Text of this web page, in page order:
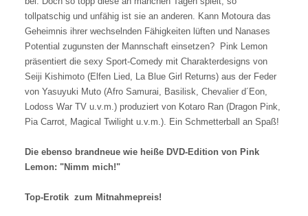
tollpatschig und unfähig ist sie an anderen. Kann Motoura das
Geheimnis ihrer wechselnden Fähigkeiten lüften und Nanases
Potential zugunsten der Mannschaft einsetzen? Pink Lemon
präsentiert die sexy Sport-Comedy mit Charakterdesigns von
Seiji Kishimoto (Elfen Lied, La Blue Girl Returns) aus der Feder
von Yasuyuki Muto (Afro Samurai, Basilisk, Chevalier d´Eon,
Lodoss War TV u.v.m.) produziert von Kotaro Ran (Dragon Pink,
Pia Carrot, Magical Twilight u.v.m.). Ein Schmetterball an Spaß!
Die ebenso brandneue wie heiße DVD-Edition von Pink
Lemon: "Nimm mich!"
Top-Erotik zum Mitnahmepreis!